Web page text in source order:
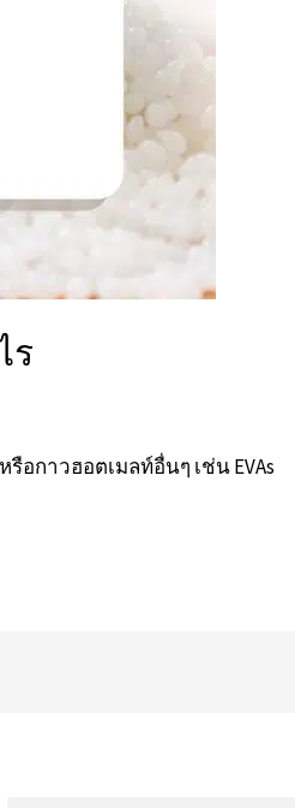
ร
กาวฮอตเมลท์อื่นๆ เช่น EVAs